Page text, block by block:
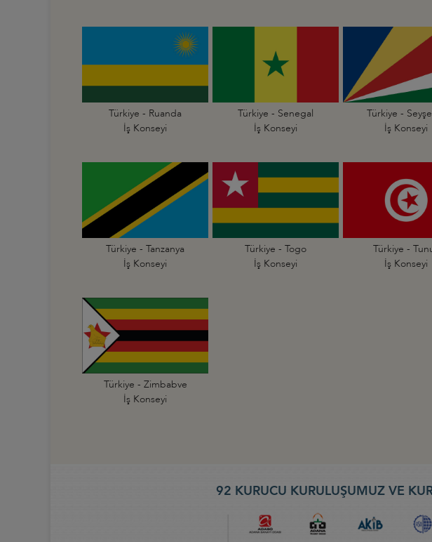
Türkiye - Ruanda
İş Konseyi
Türkiye - Senegal
İş Konseyi
Türkiye -
İş Konseyi
Türkiye - Tanzanya
İş Konseyi
Türkiye - Togo
İş Konseyi
Türkiye -
İş Konseyi
Türkiye - Zimbabve
İş Konseyi
92 KURUCU KURULUŞUMUZ VE